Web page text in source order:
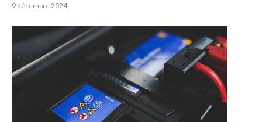
9 décembre 2024